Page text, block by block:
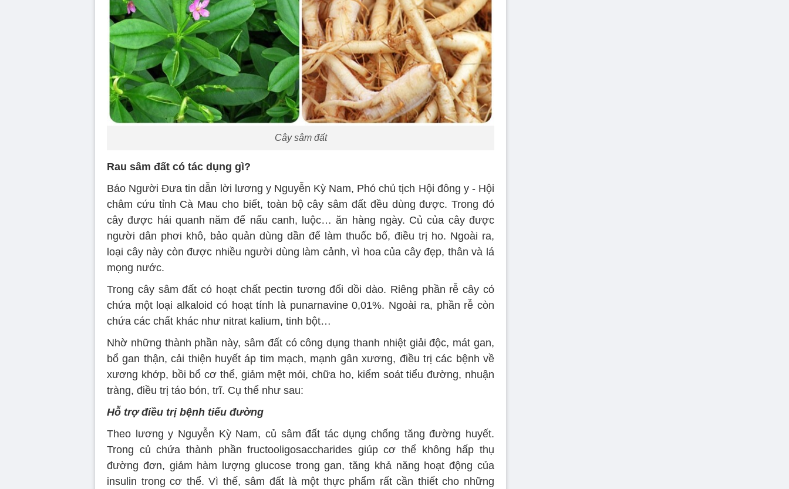
Cây sâm đất
Rau sâm đất có tác dụng gì?
Báo Người Đưa tin dẫn lời lương y Nguyễn Kỳ Nam, Phó chủ tịch Hội đông y - Hội
châm cứu tỉnh Cà Mau cho biết, toàn bộ cây sâm đất đều dùng được. Trong đó
cây được hái quanh năm để nấu canh, luộc… ăn hàng ngày. Củ của cây được
người dân phơi khô, bảo quản dùng dần để làm thuốc bổ, điều trị ho. Ngoài ra,
loại cây này còn được nhiều người dùng làm cảnh, vì hoa của cây đẹp, thân và lá
mọng nước.
Trong cây sâm đất có hoạt chất pectin tương đối dồi dào. Riêng phần rễ cây có
chứa một loại alkaloid có hoạt tính là punarnavine 0,01%. Ngoài ra, phần rễ còn
chứa các chất khác như nitrat kalium, tinh bột…
Nhờ những thành phần này, sâm đất có công dụng thanh nhiệt giải độc, mát gan,
bổ gan thận, cải thiện huyết áp tim mạch, mạnh gân xương, điều trị các bệnh về
xương khớp, bồi bổ cơ thể, giảm mệt mỏi, chữa ho, kiểm soát tiểu đường, nhuận
tràng, điều trị táo bón, trĩ. Cụ thể như sau:
Hỗ trợ điều trị bệnh tiểu đường
Theo lương y Nguyễn Kỳ Nam, củ sâm đất tác dụng chống tăng đường huyết.
Trong củ chứa thành phần fructooligosaccharides giúp cơ thể không hấp thụ
đường đơn, giảm hàm lượng glucose trong gan, tăng khả năng hoạt động của
insulin trong cơ thể. Vì thế, sâm đất là một thực phẩm rất cần thiết cho những